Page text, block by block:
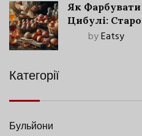
Як
Цибулі:
Сучасними
byEatsy
Категорії
Бульйони